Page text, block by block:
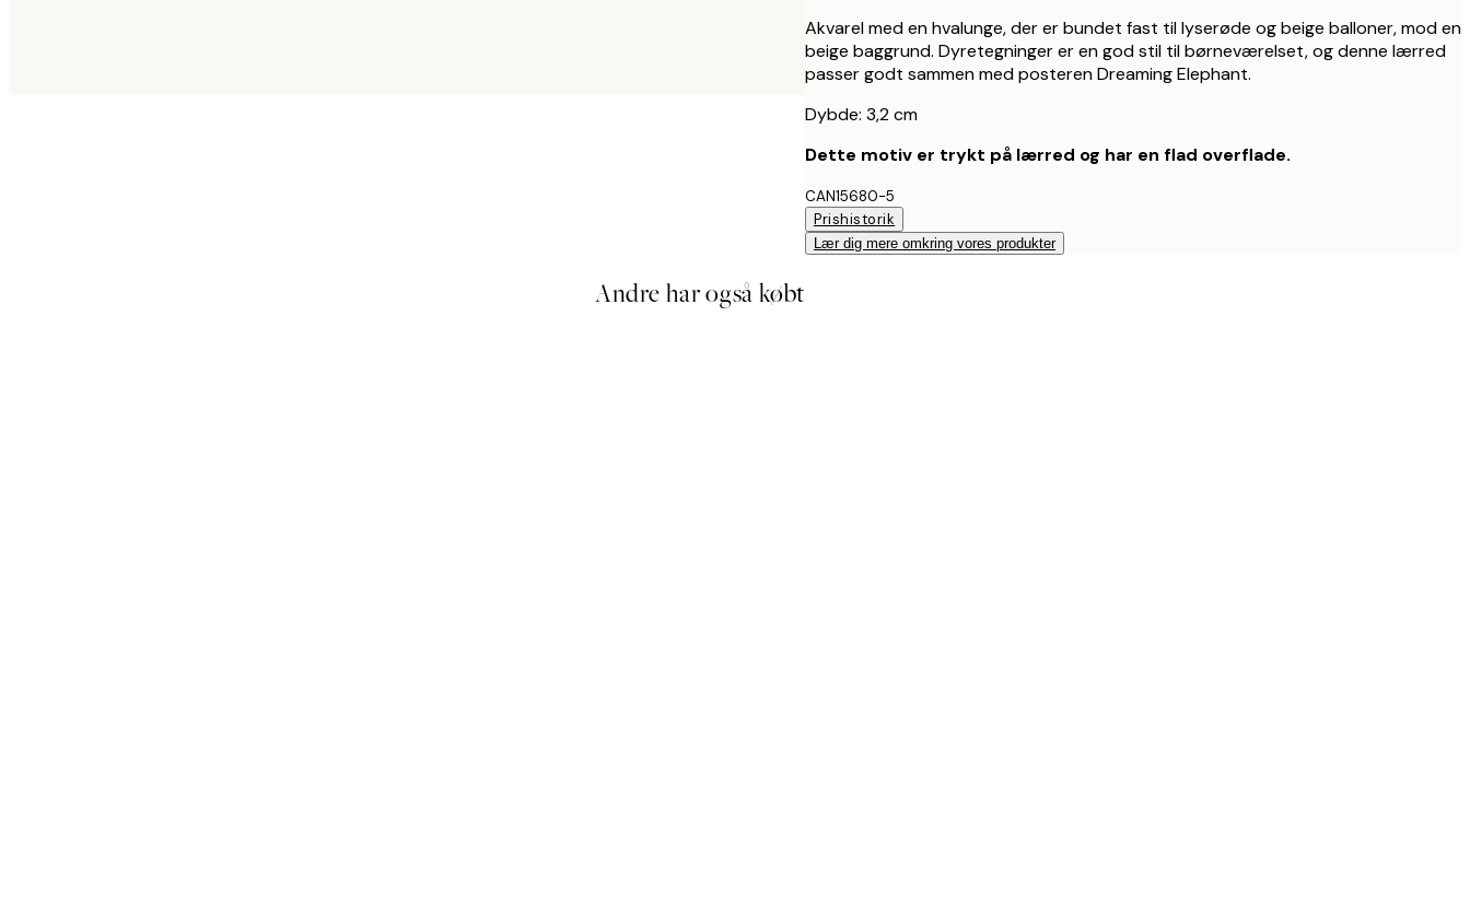
Akvarel med en hvalunge, der er bundet fast til lyserøde og beige balloner, mod en
beige baggrund. Dyretegninger er en god stil til børneværelset, og denne lærred
passer godt sammen med posteren Dreaming Elephant.
Dybde: 3,2 cm
Dette motiv er trykt på lærred og har en flad overflade.
CAN15680-5
Prishistorik
Lær dig mere omkring vores produkter
Andre har også købt